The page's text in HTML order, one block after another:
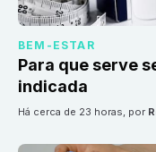
BEM-ESTAR
Para que serve
indicada
há cerca de 23 horas, por